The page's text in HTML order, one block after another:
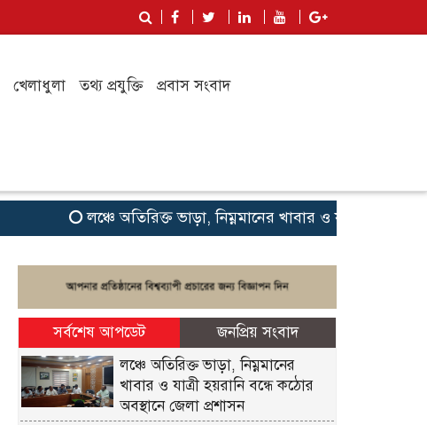
খেলাধুলা তথ্য প্রযুক্তি প্রবাস সংবাদ
লঞ্চে অতিরিক্ত ভাড়া, নিম্নমানের খাবার ও যাত্রী হয়রানি
সর্বশেষ আপডেট
জনপ্রিয় সংবাদ
লঞ্চে অতিরিক্ত ভাড়া, নিম্নমানের
খাবার ও যাত্রী হয়রানি বন্ধে কঠোর
অবস্থানে জেলা প্রশাসন